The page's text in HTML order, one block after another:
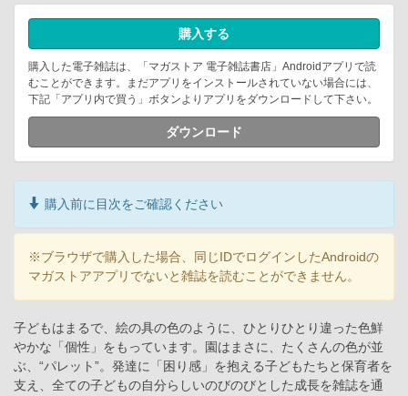
購入する
購入した電子雑誌は、「マガストア 電子雑誌書店」Androidアプリで読
むことができます。まだアプリをインストールされていない場合には、
下記「アプリ内で買う」ボタンよりアプリをダウンロードして下さい。
ダウンロード
購入前に目次をご確認ください
※ブラウザで購入した場合、同じIDでログインしたAndroidの
マガストアアプリでないと雑誌を読むことができません。
子どもはまるで、絵の具の色のように、ひとりひとり違った色鮮
やかな「個性」をもっています。園はまさに、たくさんの色が並
ぶ、“パレット”。発達に「困り感」を抱える子どもたちと保育者を
支え、全ての子どもの自分らしいのびのびとした成長を雑誌を通